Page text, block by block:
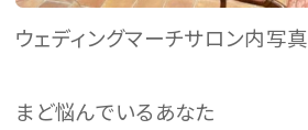
ウェディングマーチサロン内写真
まど悩んでいるあなた